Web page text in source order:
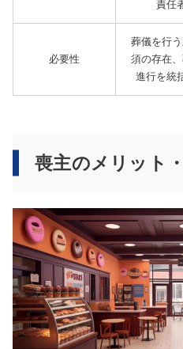
責任
必要性
葬儀を行
須の存在
進行を統
喪主のメリット